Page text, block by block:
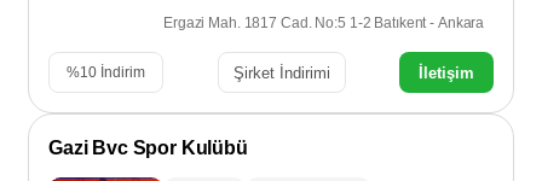
Ergazi Mah. 1817 Cad. No:5 1-2 Batıkent - Ankara
%10 İndirim Şirket İndirimi İletişim
Gazi Bvc Spor Kulübü